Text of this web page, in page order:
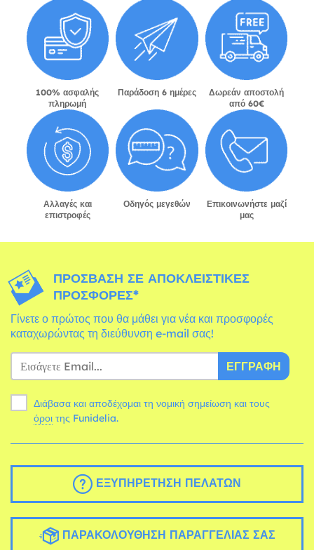
100% ασφαλής
πληρωμή
Παράδοση 6 ημέρες
Δωρεάν αποστολή
από 60€
Αλλαγές και
επιστροφές
Οδηγός μεγεθών
Επικοινωνήστε μαζί
μας
ΠΡΌΣΒΑΣΗ ΣΕ ΑΠΟΚΛΕΙΣΤΙΚΈΣ
ΠΡΟΣΦΟΡΈΣ*
Γίνετε ο πρώτος που θα μάθει για νέα και προσφορές
καταχωρώντας τη διεύθυνση e-mail σας!
ΕΓΓΡΑΦΉ
Διάβασα και αποδέχομαι τη νομική σημείωση και τους
όροι της Funidelia.
ΕΞΥΠΗΡΈΤΗΣΗ ΠΕΛΑΤΏΝ
ΠΑΡΑΚΟΛΟΎΘΗΣΗ ΠΑΡΑΓΓΕΛΊΑΣ ΣΑΣ